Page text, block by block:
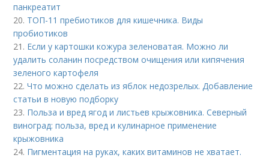
панкреатит
20. ТОП-11 пребиотиков для кишечника. Виды
пробиотиков
21. Если у картошки кожура зеленоватая. Можно ли
удалить соланин посредством очищения или кипячения
зеленого картофеля
22.Что можно сделать из яблок недозрелых. Добавление
статьи в новую подборку
23. Польза и вред ягод и листьев крыжовника. Северный
виноград: польза, вред и кулинарное применение
крыжовника
24. Пигментация на руках, каких витаминов не хватает.